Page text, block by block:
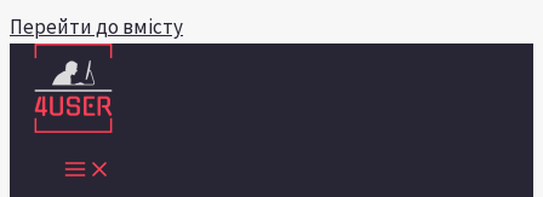
Перейти до вмісту